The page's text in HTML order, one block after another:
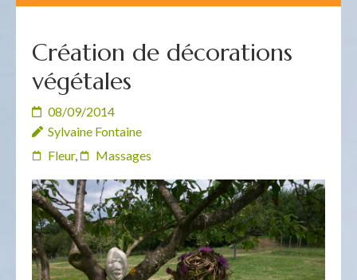
Création de décorations
végétales
08/09/2014
Sylvaine Fontaine
Fleur, Massages